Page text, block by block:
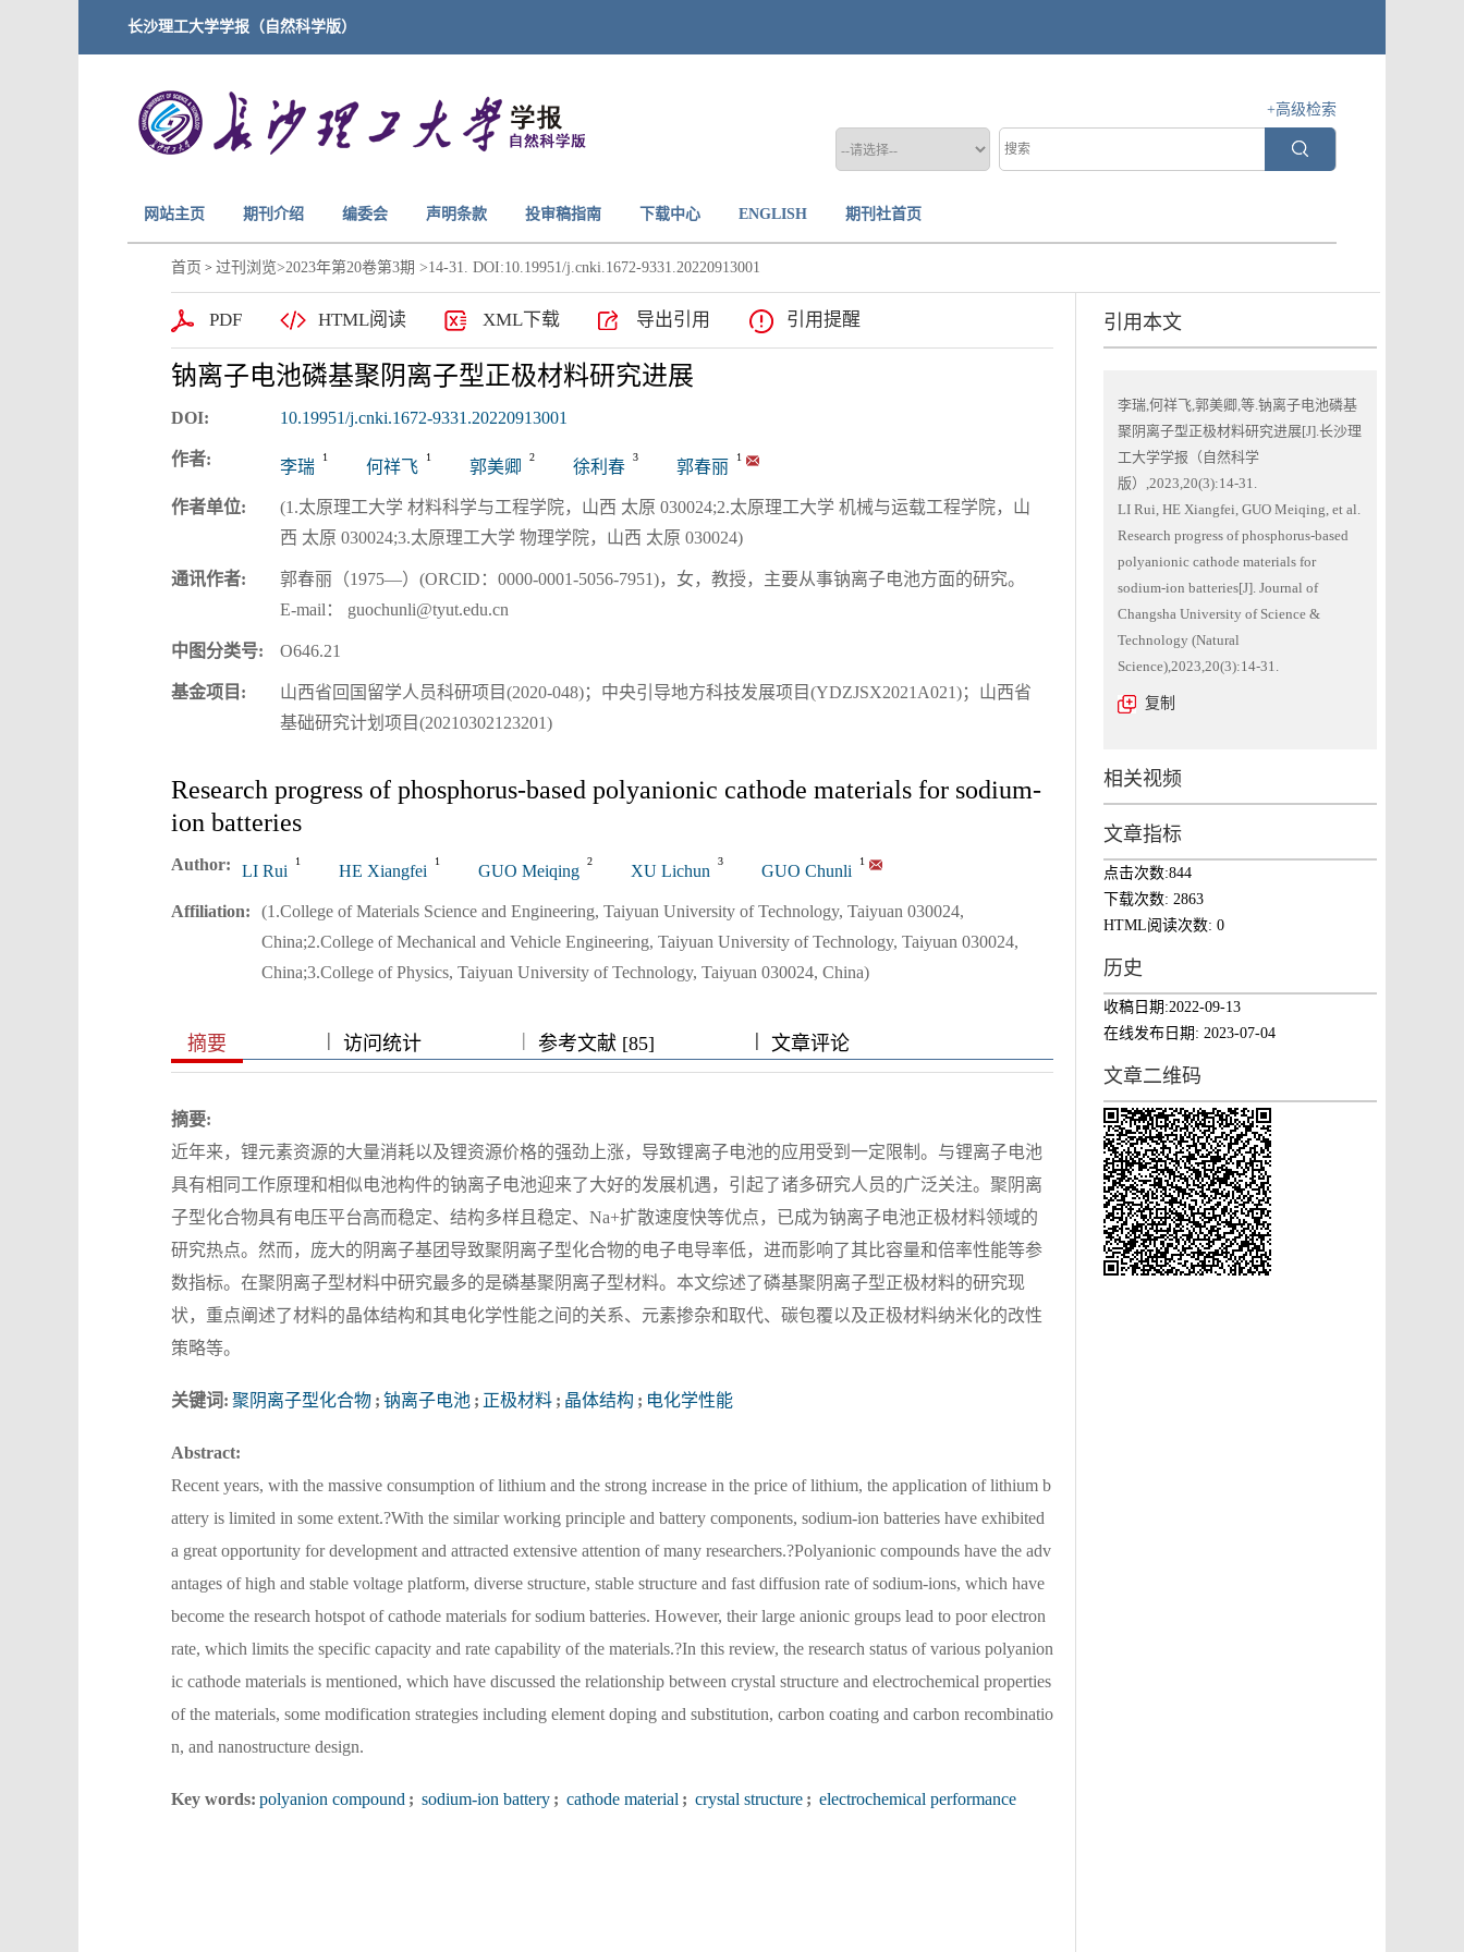
长沙理工大学学报（自然科学版）
+高级检索
网站主页 期刊介绍 编委会 声明条款 投审稿指南 下载中心 ENGLISH 期刊社首页
首页 > 过刊浏览>2023年第20卷第3期 >14-31. DOI:10.19951/j.cnki.1672-9331.20220913001
PDF HTML阅读 XML下载 导出引用 引用提醒
钠离子电池磷基聚阴离子型正极材料研究进展
DOI: 10.19951/j.cnki.1672-9331.20220913001
作者: 李瑞
1
何祥飞
1
郭美卿
2
徐利春
3
郭春丽
1
作者单位:
(1.太原理工大学 材料科学与工程学院，山西 太原 030024;2.太原理工大学 机械与运载工程学院，山
西 太原 030024;3.太原理工大学 物理学院，山西 太原 030024)
通讯作者:
郭春丽（1975—）(ORCID：0000-0001-5056-7951)，女，教授，主要从事钠离子电池方面的研究。
E-mail： guochunli@tyut.edu.cn
中图分类号: O646.21
基金项目:
山西省回国留学人员科研项目(2020-048)；中央引导地方科技发展项目(YDZJSX2021A021)；山西省
基础研究计划项目(20210302123201)
Research progress of phosphorus-based polyanionic cathode materials for sodium-
ion batteries
Author: LI Rui
1
HE Xiangfei
1
GUO Meiqing
2
XU Lichun
3
GUO Chunli
1
Affiliation:
(1.College of Materials Science and Engineering, Taiyuan University of Technology, Taiyuan 030024,
China;2.College of Mechanical and Vehicle Engineering, Taiyuan University of Technology, Taiyuan 030024,
China;3.College of Physics, Taiyuan University of Technology, Taiyuan 030024, China)
摘要 || 访问统计 | 参考文献 [85] |||| 文章评论
摘要:
近年来，锂元素资源的大量消耗以及锂资源价格的强劲上涨，导致锂离子电池的应用受到一定限制。与锂离子电池
具有相同工作原理和相似电池构件的钠离子电池迎来了大好的发展机遇，引起了诸多研究人员的广泛关注。聚阴离
子型化合物具有电压平台高而稳定、结构多样且稳定、Na+扩散速度快等优点，已成为钠离子电池正极材料领域的
研究热点。然而，庞大的阴离子基团导致聚阴离子型化合物的电子电导率低，进而影响了其比容量和倍率性能等参
数指标。在聚阴离子型材料中研究最多的是磷基聚阴离子型材料。本文综述了磷基聚阴离子型正极材料的研究现
状，重点阐述了材料的晶体结构和其电化学性能之间的关系、元素掺杂和取代、碳包覆以及正极材料纳米化的改性
策略等。
关键词: 聚阴离子型化合物 ; 钠离子电池 ; 正极材料 ; 晶体结构 ; 电化学性能
Abstract:
Recent years, with the massive consumption of lithium and the strong increase in the price of lithium, the application of lithium b
attery is limited in some extent.?With the similar working principle and battery components, sodium-ion batteries have exhibited
a great opportunity for development and attracted extensive attention of many researchers.?Polyanionic compounds have the adv
antages of high and stable voltage platform, diverse structure, stable structure and fast diffusion rate of sodium-ions, which have
become the research hotspot of cathode materials for sodium batteries. However, their large anionic groups lead to poor electron
rate, which limits the specific capacity and rate capability of the materials.?In this review, the research status of various polyanion
ic cathode materials is mentioned, which have discussed the relationship between crystal structure and electrochemical properties
of the materials, some modification strategies including element doping and substitution, carbon coating and carbon recombinatio
n, and nanostructure design.
Key words: polyanion compound ; sodium-ion battery ; cathode material ; crystal structure ; electrochemical performance
引用本文
李瑞,何祥飞,郭美卿,等.钠离子电池磷基
聚阴离子型正极材料研究进展[J].长沙理
工大学学报（自然科学
版）,2023,20(3):14-31.
LI Rui, HE Xiangfei, GUO Meiqing, et al.
Research progress of phosphorus-based
polyanionic cathode materials for
sodium-ion batteries[J]. Journal of
Changsha University of Science &
Technology (Natural
Science),2023,20(3):14-31.
复制
相关视频
文章指标
点击次数:844
下载次数: 2863
HTML阅读次数: 0
历史
收稿日期:2022-09-13
在线发布日期: 2023-07-04
文章二维码